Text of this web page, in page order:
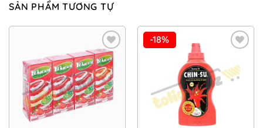
SẢN PHẨM TƯƠNG TỰ
Add to
Wishlist
-18%
Wishlist